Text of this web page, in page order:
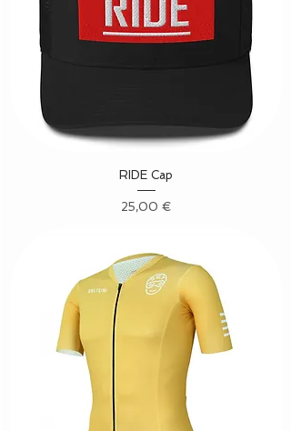
RIDE Cap
Precio
25,00 €